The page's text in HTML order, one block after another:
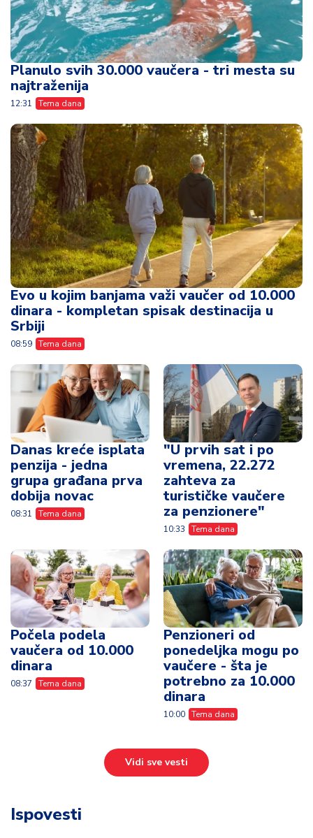
Planulo svih 30.000 vaučera - tri mesta su
najtraženija
12:31 Tema dana
Evo u kojim banjama važi vaučer od 10.000
dinara - kompletan spisak destinacija u
Srbiji
08:59 Tema dana
Danas kreće isplata
penzija - jedna
grupa građana prva
dobija novac
08:31 Tema dana
"U prvih sat i po
vremena, 22.272
zahteva za
turističke vaučere
za penzionere"
10:33 Tema dana
Počela podela
vaučera od 10.000
dinara
08:37 Tema dana
Penzioneri od
ponedeljka mogu po
vaučere - šta je
potrebno za 10.000
dinara
10:00 Tema dana
Vidi sve vesti
Ispovesti